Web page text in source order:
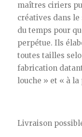
maîtres ciriers
créatives dans
du temps pour
perpétue. Ils
toutes tailles
fabrication
louche » et « à la
Livraison